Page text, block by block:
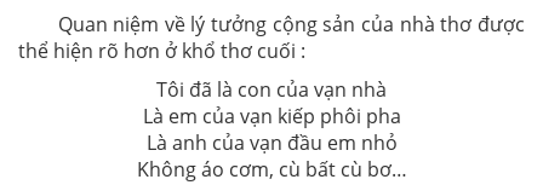
Quan niệm về lý tưởng cộng sản của nhà thơ được
thể hiện rõ hơn ở khổ thơ cuối :
Tôi đã là con của vạn nhà
Là em của vạn kiếp phôi pha
Là anh của vạn đầu em nhỏ
Không áo cơm, cù bất cù bơ…